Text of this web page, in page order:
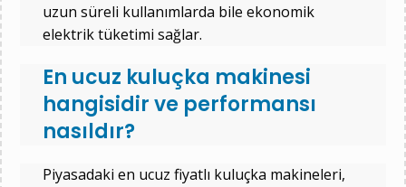
uzun süreli kullanımlarda bile ekonomik
elektrik tüketimi sağlar.
En ucuz kuluçka makinesi
hangisidir ve performansı
nasıldır?
Piyasadaki en ucuz fiyatlı kuluçka makineleri,